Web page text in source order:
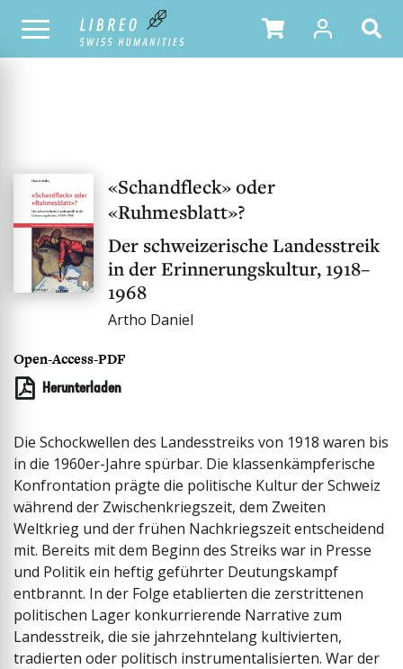
UNSER KATALOG
«Schandfleck» oder
«Ruhmesblatt»?
Der schweizerische Landesstreik
in der Erinnerungskultur, 1918–
1968
Artho Daniel
Open-Access-PDF
Herunterladen
Die Schockwellen des Landesstreiks von 1918 waren bis
in die 1960er-Jahre spürbar. Die klassenkämpferische
Konfrontation prägte die politische Kultur der Schweiz
während der Zwischen­kriegszeit, dem Zweiten
Weltkrieg und der frühen Nachkriegszeit entscheidend
mit. Bereits mit dem Beginn des Streiks war in Presse
und Politik ein heftig geführter Deutungskampf
entbrannt. In der Folge etablierten die zerstrittenen
politischen ­Lager konkurrierende Narrative zum
Landesstreik, die sie jahrzehntelang kultivierten,
tradierten oder politisch instrumentalisierten. War der